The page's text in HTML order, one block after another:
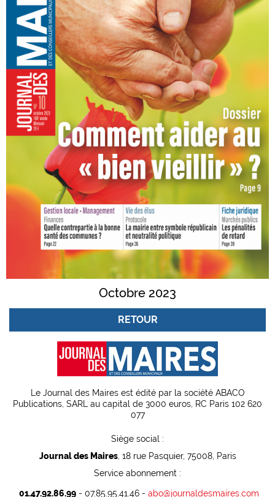
Octobre 2023
RETOUR
Le Journal des Maires est édité par la société ABACO
Publications, SARL au capital de 3000 euros, RC Paris 102 620
077
Siège social :
Journal des Maires, 18 rue Pasquier, 75008, Paris
Service abonnement :
01.47.92.86.99- 07.85.95.41.46 - abo@journaldesmaires.com